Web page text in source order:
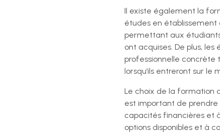
Il existe également la
études en
permettant aux étudiants
ont acquises. De plus,
professionnelle concrète
lorsqu’ils entreront sur le
Le choix de la formation
est important de prendre
capacités financières et
options disponibles et à